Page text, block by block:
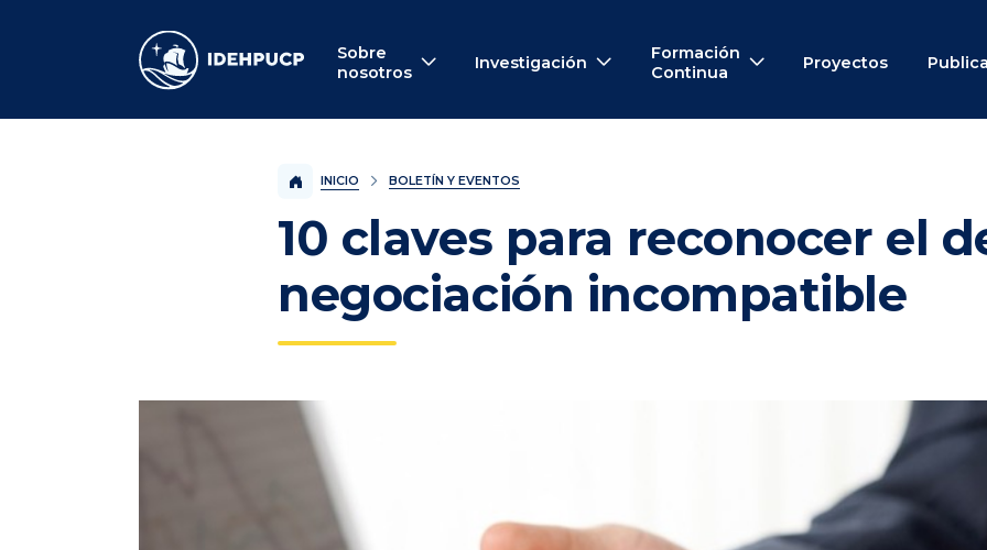
IDEHPUCP
Sobre
nosotros
Investigación
Formación
Continua
Proyectos
INICIO BOLETÍN Y EVENTOS
10 claves para reconocer el
negociación incompatible